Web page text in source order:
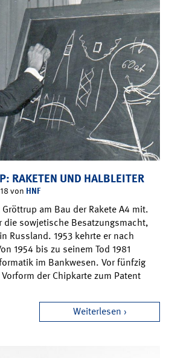
RAKETEN UND HALBLEITER
von HNF
am Bau der Rakete A4 mit.
die sowjetische Besatzungsmacht,
Russland. 1953 kehrte er nach
1954 bis zu seinem Tod 1981
im Bankwesen. Vor fünfzig
der Chipkarte zum Patent
Weiterlesen